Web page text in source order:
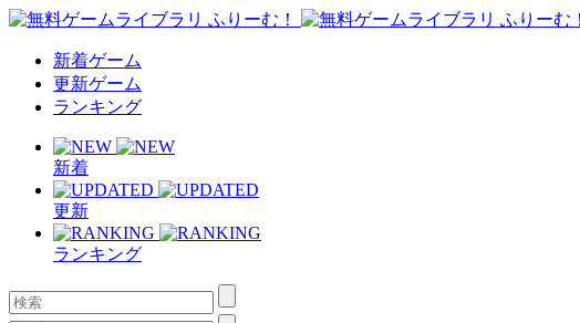
新着ゲーム
更新ゲーム
ランキング
新着
更新
ランキング